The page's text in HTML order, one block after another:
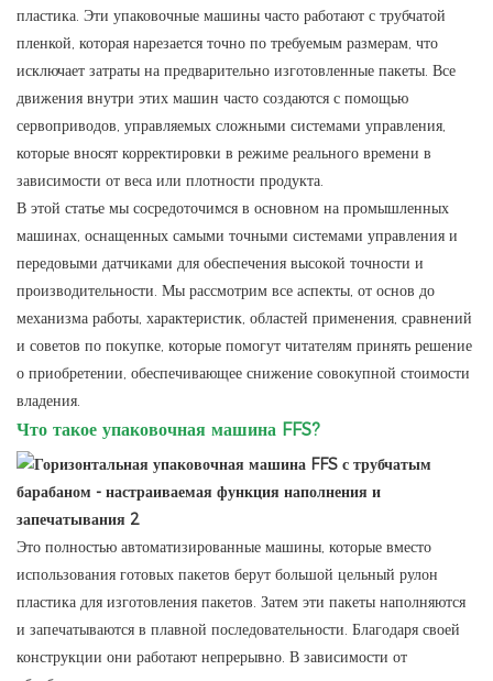
пластика. Эти упаковочные машины часто работают с трубчатой ​​
пленкой, которая нарезается точно по требуемым размерам, что
исключает затраты на предварительно изготовленные пакеты. Все
движения внутри этих машин часто создаются с помощью
сервоприводов, управляемых сложными системами управления,
которые вносят корректировки в режиме реального времени в
зависимости от веса или плотности продукта.
В этой статье мы сосредоточимся в основном на промышленных
машинах, оснащенных самыми точными системами управления и
передовыми датчиками для обеспечения высокой точности и
производительности. Мы рассмотрим все аспекты, от основ до
механизма работы, характеристик, областей применения, сравнений
и советов по покупке, которые помогут читателям принять решение
о приобретении, обеспечивающее снижение совокупной стоимости
владения.
Что такое упаковочная машина FFS?
Это полностью автоматизированные машины, которые вместо
использования готовых пакетов берут большой цельный рулон
пластика для изготовления пакетов. Затем эти пакеты наполняются
и запечатываются в плавной последовательности. Благодаря своей
конструкции они работают непрерывно. В зависимости от